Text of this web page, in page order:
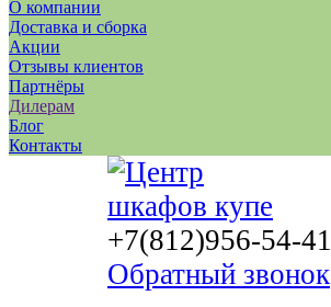
О компании
Доставка и сборка
Акции
Отзывы клиентов
Партнёры
Дилерам
Блог
Контакты
+7(812)956-54-41
Обратный звонок